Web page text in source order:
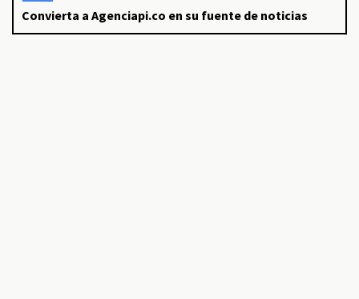
Convierta a Agenciapi.co en su fuente de noticias